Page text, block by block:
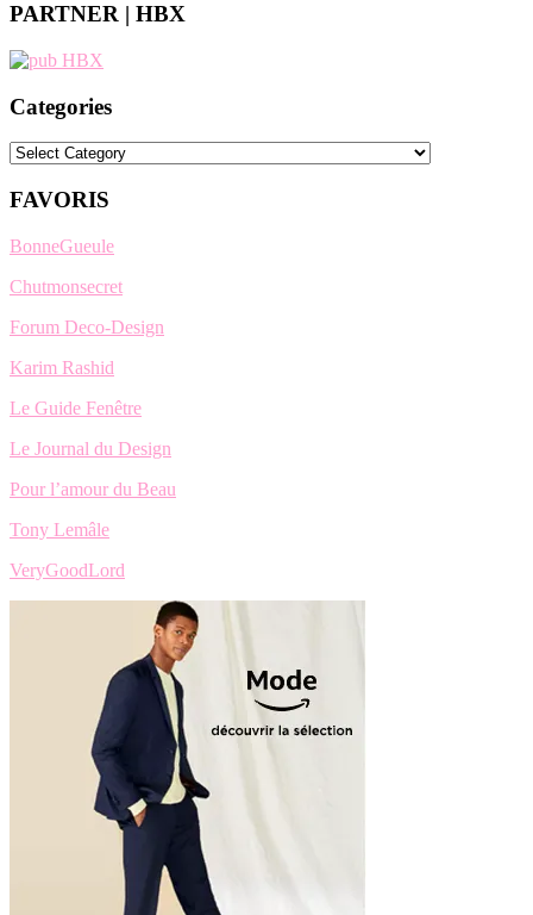
PARTNER | HBX
Categories
Categories
FAVORIS
BonneGueule
Chutmonsecret
Forum Deco-Design
Karim Rashid
Le Guide Fenêtre
Le Journal du Design
Pour l’amour du Beau
Tony Lemâle
VeryGoodLord